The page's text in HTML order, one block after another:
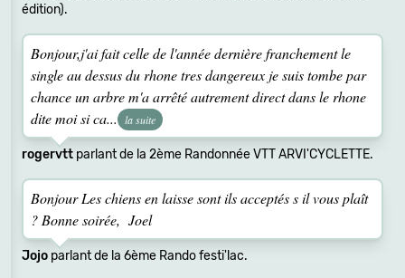
édition).
Bonjour,j'ai fait celle de l'année dernière franchement le
single au dessus du rhone tres dangereux je suis tombe par
chance un arbre m'a arrêté autrement direct dans le rhone
dite moi si ca...
la suite
rogervtt parlant de la 2ème Randonnée VTT ARVI'CYCLETTE.
Bonjour Les chiens en laisse sont ils acceptés s il vous plaît
? Bonne soirée, Joel
Jojo parlant de la 6ème Rando festi'lac.